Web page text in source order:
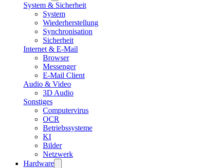
System & Sicherheit
System
Wiederherstellung
Synchronisation
Sicherheit
Internet & E-Mail
Browser
Messenger
E-Mail Client
Audio & Video
3D Audio
Sonstiges
Computervirus
OCR
Betriebssysteme
KI
Bilder
Netzwerk
Hardware